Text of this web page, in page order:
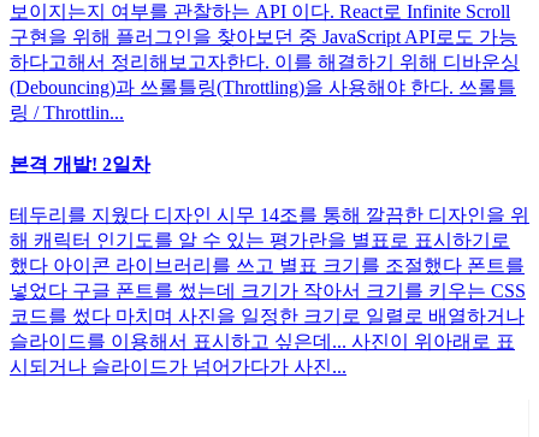
보이지는지 여부를 관찰하는 API 이다. React로 Infinite Scroll
구현을 위해 플러그인을 찾아보던 중 JavaScript API로도 가능
하다고해서 정리해보고자한다. 이를 해결하기 위해 디바운싱
(Debouncing)과 쓰롤틀링(Throttling)을 사용해야 한다. 쓰롤틀
링 / Throttlin...
본격 개발! 2일차
테두리를 지웠다 디자인 시무 14조를 통해 깔끔한 디자인을 위
해 캐릭터 인기도를 알 수 있는 평가란을 별표로 표시하기로
했다 아이콘 라이브러리를 쓰고 별표 크기를 조절했다 폰트를
넣었다 구글 폰트를 썼는데 크기가 작아서 크기를 키우는 CSS
코드를 썼다 마치며 사진을 일정한 크기로 일렬로 배열하거나
슬라이드를 이용해서 표시하고 싶은데... 사진이 위아래로 표
시되거나 슬라이드가 넘어가다가 사진...